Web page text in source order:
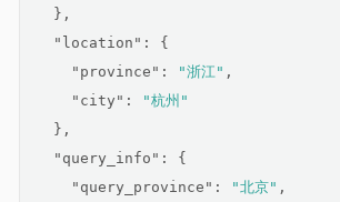
  },
"location" : {
"province" : "浙江" ,
"city" :
"杭州"
  },
"query_info" : {
"query_province" : "北京" ,